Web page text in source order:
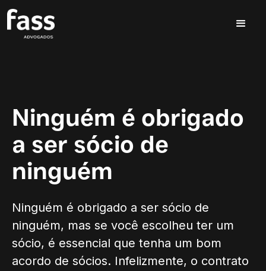
Ninguém é obrigado
a ser sócio de
ninguém
Ninguém é obrigado a ser sócio de
ninguém, mas se você escolheu ter um
sócio, é essencial que tenha um bom
acordo de sócios. Infelizmente, o contrato